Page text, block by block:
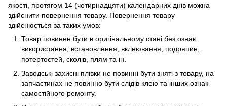
якості, протягом 14 (чотирнадцяти) календарних днів можна
здійснити повернення товару. Повернення товару
здійснюється за таких умов:
Товар повинен бути в оригінальному стані без ознак
використання, встановлення, вклеювання, подряпин,
потертостей, сколів, плям та ін.
Заводські захисні плівки не повинні бути зняті з товару, на
запчастинах не повинно бути слідів клею та інших ознак
самостійного ремонту.